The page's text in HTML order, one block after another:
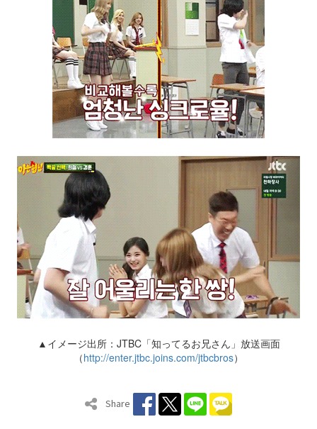
▲イメージ出所：JTBC「知ってるお兄さん」放送画面
（http://enter.jtbc.joins.com/jtbcbros）
Share